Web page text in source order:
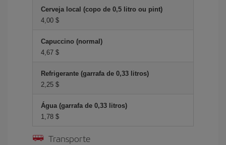
Cerveja local (copo de 0,5 litro ou pint)
4,00 $
Capuccino (normal)
4,67 $
Refrigerante (garrafa de 0,33 litros)
2,25 $
Água (garrafa de 0,33 litros)
1,78 $
Transporte